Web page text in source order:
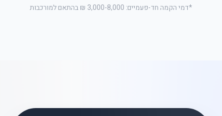
*דמי הקמה חד-פעמיים: 3,000-8,000 ₪ בהתאם למורכבות